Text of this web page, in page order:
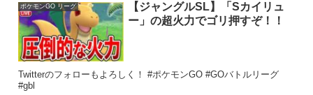
ポケモンGO リーグ
【ジャングルSL】「Sカイリュ
ー」の超火力でゴリ押すぞ！！
Twitterのフォローもよろしく！ #ポケモンGO #GOバトルリーグ
#gbl